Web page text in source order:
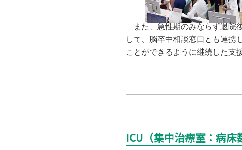
また、急性期のみならず退院
して、脳卒中相談窓口とも連携
ことができるように継続した支
ICU（集中治療室：病床